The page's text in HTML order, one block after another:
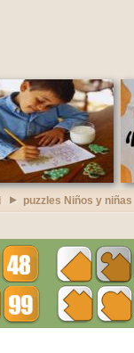
puzzles Niños y niñas